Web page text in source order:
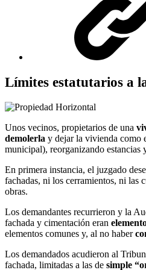
Límites estatutarios a
Unos vecinos, propietarios de una
demolerla y dejar la vivienda como
municipal), reorganizando estancias
En primera instancia, el juzgado
fachadas, ni los cerramientos, ni las
obras.
Los demandantes recurrieron y la
fachada y cimentación eran
elementos comunes y, al no haber
Los demandados acudieron al
fachada, limitadas a las de simple